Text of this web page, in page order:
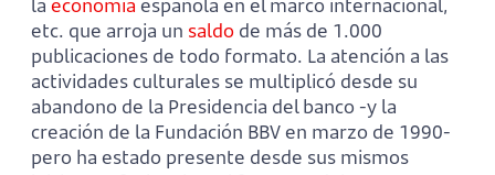
etc. que arroja un saldo de más de 1.000
publicaciones de todo formato. La atención a las
actividades culturales se multiplicó desde su
abandono de la Presidencia del banco -y la
creación de la Fundación BBV en marzo de 1990-
pero ha estado presente desde sus mismos